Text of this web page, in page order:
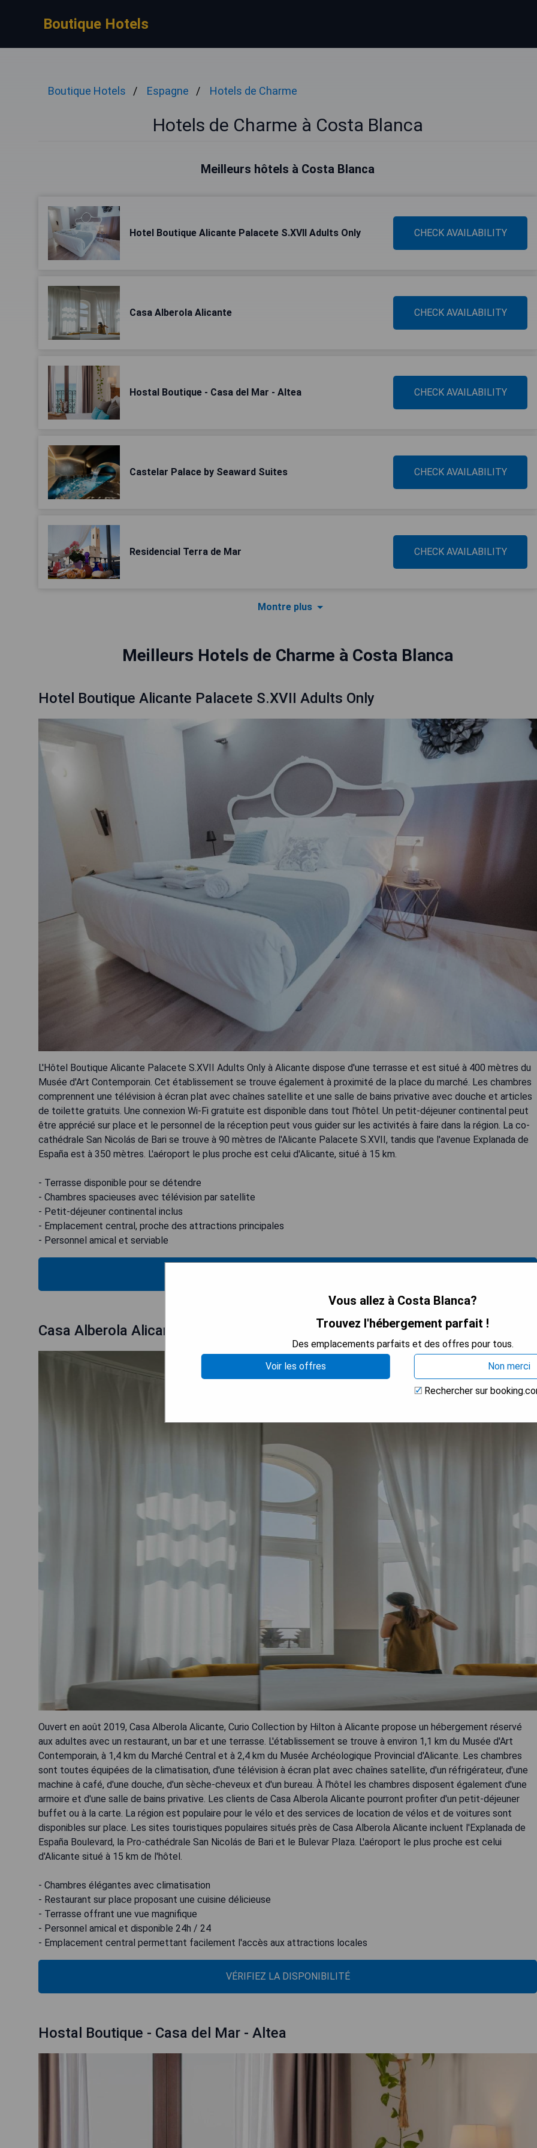
Boutique Hotels
Boutique Hotels Espagne Hotels de Charme
Hotels de Charme à Costa Blanca
Meilleurs hôtels à Costa Blanca
Hotel Boutique Alicante Palacete S.XVII Adults Only CHECK AVAILABILITY
Casa Alberola Alicante CHECK AVAILABILITY
Hostal Boutique - Casa del Mar - Altea CHECK AVAILABILITY
Castelar Palace by Seaward Suites CHECK AVAILABILITY
Residencial Terra de Mar CHECK AVAILABILITY
Montre plus
Meilleurs Hotels de Charme à Costa Blanca
Hotel Boutique Alicante Palacete S.XVII Adults Only
L'Hôtel Boutique Alicante Palacete S.XVII Adults Only à Alicante dispose d'une terrasse et est situé à 400 mètres du
Musée d'Art Contemporain. Cet établissement se trouve également à proximité de la place du marché. Les chambres
comprennent une télévision à écran plat avec chaînes satellite et une salle de bains privative avec douche et articles
de toilette gratuits. Une connexion Wi-Fi gratuite est disponible dans tout l'hôtel. Un petit-déjeuner continental peut
être apprécié sur place et le personnel de la réception peut vous guider sur les activités à faire dans la région. La co-
cathédrale San Nicolás de Bari se trouve à 90 mètres de l'Alicante Palacete S.XVII, tandis que l'avenue Explanada de
España est à 350 mètres. L'aéroport le plus proche est celui d'Alicante, situé à 15 km.
- Terrasse disponible pour se détendre
- Chambres spacieuses avec télévision par satellite
- Petit-déjeuner continental inclus
- Emplacement central, proche des attractions principales
- Personnel amical et serviable
Casa Alberola Alicante
Ouvert en août 2019, Casa Alberola Alicante, Curio Collection by Hilton à Alicante propose un hébergement réservé
aux adultes avec un restaurant, un bar et une terrasse. L'établissement se trouve à environ 1,1 km du Musée d'Art
Contemporain, à 1,4 km du Marché Central et à 2,4 km du Musée Archéologique Provincial d'Alicante. Les chambres
sont toutes équipées de la climatisation, d'une télévision à écran plat avec chaînes satellite, d'un réfrigérateur, d'une
machine à café, d'une douche, d'un sèche-cheveux et d'un bureau. À l'hôtel les chambres disposent également d'une
armoire et d'une salle de bains privative. Les clients de Casa Alberola Alicante pourront profiter d'un petit-déjeuner
buffet ou à la carte. La région est populaire pour le vélo et des services de location de vélos et de voitures sont
disponibles sur place. Les sites touristiques populaires situés près de Casa Alberola Alicante incluent l'Explanada de
España Boulevard, la Pro-cathédrale San Nicolás de Bari et le Bulevar Plaza. L'aéroport le plus proche est celui
d'Alicante situé à 15 km de l'hôtel.
- Chambres élégantes avec climatisation
- Restaurant sur place proposant une cuisine délicieuse
- Terrasse offrant une vue magnifique
- Personnel amical et disponible 24h / 24
- Emplacement central permettant facilement l'accès aux attractions locales
VÉRIFIEZ LA DISPONIBILITÉ
Hostal Boutique - Casa del Mar - Altea
Vous allez à Costa Blanca?
Trouvez l'hébergement parfait !
Des emplacements parfaits et des offres pour tous.
Voir les offres
Non merci
Rechercher sur